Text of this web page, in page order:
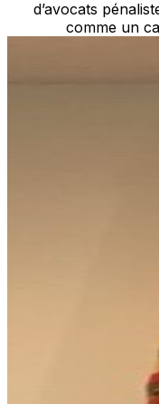
d’avocats
comme un